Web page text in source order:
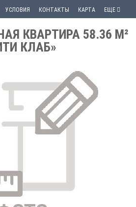
УСЛОВИЯ КОНТАКТЫ КАРТА ЕЩЕ
КВАРТИРА 58.36 М²
КЛАБ»